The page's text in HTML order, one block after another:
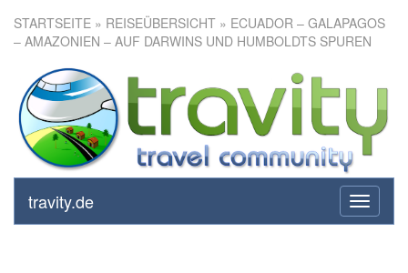
STARTSEITE » REISEÜBERSICHT » ECUADOR – GALAPAGOS
– AMAZONIEN – AUF DARWINS UND HUMBOLDTS SPUREN
toggle
travity.de
Ecuador – Galapagos –
Amazonien – auf Darwins und
Humboldts Spuren